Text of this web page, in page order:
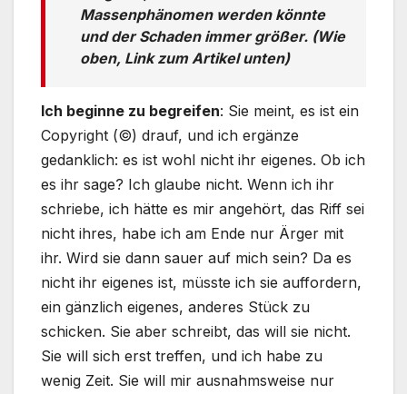
Massenphänomen werden könnte
und der Schaden immer größer. (Wie
oben, Link zum Artikel unten)
Ich beginne zu begreifen: Sie meint, es ist ein
Copyright (©) drauf, und ich ergänze
gedanklich: es ist wohl nicht ihr eigenes. Ob ich
es ihr sage? Ich glaube nicht. Wenn ich ihr
schriebe, ich hätte es mir angehört, das Riff sei
nicht ihres, habe ich am Ende nur Ärger mit
ihr. Wird sie dann sauer auf mich sein? Da es
nicht ihr eigenes ist, müsste ich sie auffordern,
ein gänzlich eigenes, anderes Stück zu
schicken. Sie aber schreibt, das will sie nicht.
Sie will sich erst treffen, und ich habe zu
wenig Zeit. Sie will mir ausnahmsweise nur